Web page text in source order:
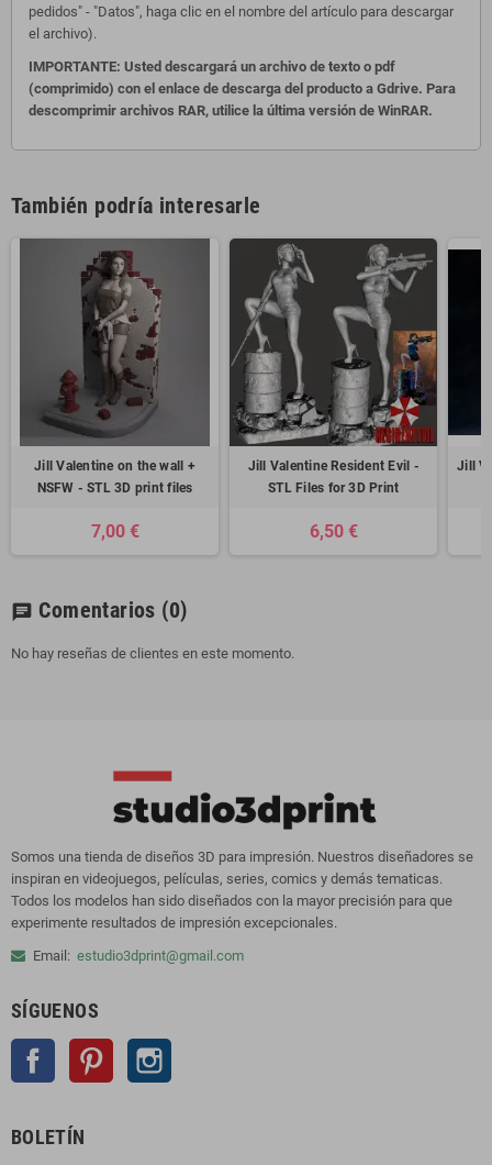
pedidos" - "Datos", haga clic en el nombre del artículo para descargar
el archivo).
IMPORTANTE: Usted descargará un archivo de texto o pdf
(comprimido) con el enlace de descarga del producto a Gdrive. Para
descomprimir archivos RAR, utilice la última versión de WinRAR.
También podría interesarle
Jill Valentine on the wall +
NSFW - STL 3D print files
7,00 €
Jill Valentine Resident Evil -
STL Files for 3D Print
6,50 €
Jill
chat Comentarios (0)
No hay reseñas de clientes en este momento.
Somos una tienda de diseños 3D para impresión. Nuestros diseñadores se
inspiran en videojuegos, películas, series, comics y demás tematicas.
Todos los modelos han sido diseñados con la mayor precisión para que
experimente resultados de impresión excepcionales.
Email: estudio3dprint@gmail.com
SÍGUENOS
Facebook Pinterest
BOLETÍN